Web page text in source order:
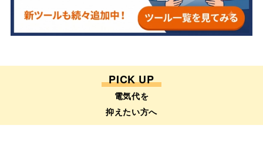
PICK UP
電気代を
抑えたい方へ